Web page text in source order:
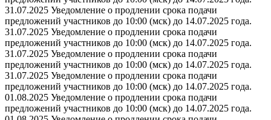
31.07.2025 Уведомление о продлении срока подачи
предложений участников до 10:00 (мск) до 14.07.2025 года.
31.07.2025 Уведомление о продлении срока подачи
предложений участников до 10:00 (мск) до 14.07.2025 года.
31.07.2025 Уведомление о продлении срока подачи
предложений участников до 10:00 (мск) до 14.07.2025 года.
31.07.2025 Уведомление о продлении срока подачи
предложений участников до 10:00 (мск) до 14.07.2025 года.
01.08.2025 Уведомление о продлении срока подачи
предложений участников до 10:00 (мск) до 14.07.2025 года.